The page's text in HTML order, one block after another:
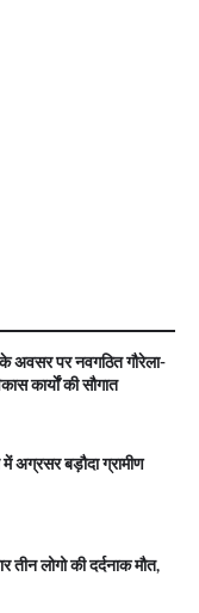
अवसर पर नवगठित गौरेला-
कार्याें की सौगात
अग्रसर बड़ौदा ग्रामीण
तीन लोगो की दर्दनाक मौत,